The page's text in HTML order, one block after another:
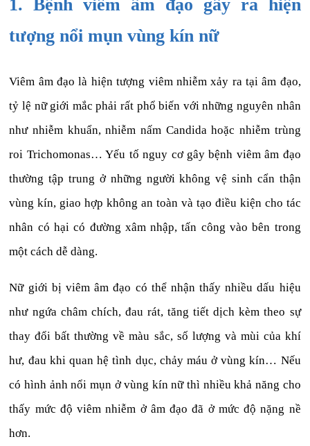
1. Bệnh viêm âm đạo gây ra hiện
tượng nổi mụn vùng kín nữ
Viêm âm đạo là hiện tượng viêm nhiễm xảy ra tại âm đạo,
tỷ lệ nữ giới mắc phải rất phổ biến với những nguyên nhân
như nhiễm khuẩn, nhiễm nấm Candida hoặc nhiễm trùng
roi Trichomonas… Yếu tố nguy cơ gây bệnh viêm âm đạo
thường tập trung ở những người không vệ sinh cẩn thận
vùng kín, giao hợp không an toàn và tạo điều kiện cho tác
nhân có hại có đường xâm nhập, tấn công vào bên trong
một cách dễ dàng.
Nữ giới bị viêm âm đạo có thể nhận thấy nhiều dấu hiệu
như ngứa châm chích, đau rát, tăng tiết dịch kèm theo sự
thay đổi bất thường về màu sắc, số lượng và mùi của khí
hư, đau khi quan hệ tình dục, chảy máu ở vùng kín… Nếu
có hình ảnh nổi mụn ở vùng kín nữ thì nhiều khả năng cho
thấy mức độ viêm nhiễm ở âm đạo đã ở mức độ nặng nề
hơn.